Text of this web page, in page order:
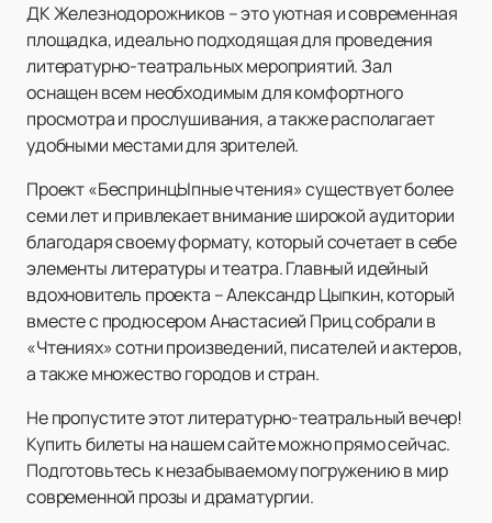
ДК Железнодорожников – это уютная и современная
площадка, идеально подходящая для проведения
литературно-театральных мероприятий. Зал
оснащен всем необходимым для комфортного
просмотра и прослушивания, а также располагает
удобными местами для зрителей.
Проект «БеспринцЫпные чтения» существует более
семи лет и привлекает внимание широкой аудитории
благодаря своему формату, который сочетает в себе
элементы литературы и театра. Главный идейный
вдохновитель проекта – Александр Цыпкин, который
вместе с продюсером Анастасией Приц собрали в
«Чтениях» сотни произведений, писателей и актеров,
а также множество городов и стран.
Не пропустите этот литературно-театральный вечер!
Купить билеты на нашем сайте можно прямо сейчас.
Подготовьтесь к незабываемому погружению в мир
современной прозы и драматургии.